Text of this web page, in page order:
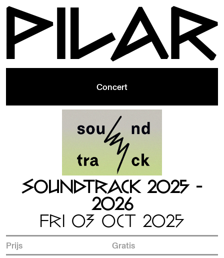
Concert
SOUNDTRACK 2025 -
2026
FRI 03 OCT 2025
Prijs
Gratis